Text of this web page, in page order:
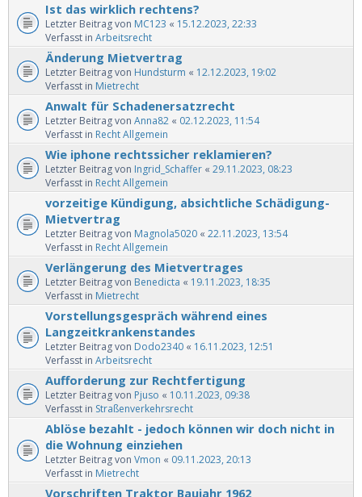
Ist das wirklich rechtens?
Letzter Beitrag von MC123 « 15.12.2023, 22:33
Verfasst in Arbeitsrecht
Änderung Mietvertrag
Letzter Beitrag von Hundsturm « 12.12.2023, 19:02
Verfasst in Mietrecht
Anwalt für Schadenersatzrecht
Letzter Beitrag von Anna82 « 02.12.2023, 11:54
Verfasst in Recht Allgemein
Wie iphone rechtssicher reklamieren?
Letzter Beitrag von Ingrid_Schaffer « 29.11.2023, 08:23
Verfasst in Recht Allgemein
vorzeitige Kündigung, absichtliche Schädigung-
Mietvertrag
Letzter Beitrag von Magnola5020 « 22.11.2023, 13:54
Verfasst in Recht Allgemein
Verlängerung des Mietvertrages
Letzter Beitrag von Benedicta « 19.11.2023, 18:35
Verfasst in Mietrecht
Vorstellungsgespräch während eines
Langzeitkrankenstandes
Letzter Beitrag von Dodo2340 « 16.11.2023, 12:51
Verfasst in Arbeitsrecht
Aufforderung zur Rechtfertigung
Letzter Beitrag von Pjuso « 10.11.2023, 09:38
Verfasst in Straßenverkehrsrecht
Ablöse bezahlt - jedoch können wir doch nicht in
die Wohnung einziehen
Letzter Beitrag von Vmon « 09.11.2023, 20:13
Verfasst in Mietrecht
Vorschriften Traktor Baujahr 1962